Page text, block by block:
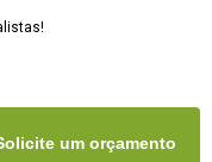
mesmo
um orçamento